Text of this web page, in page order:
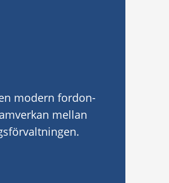
modern fordon-
mellan